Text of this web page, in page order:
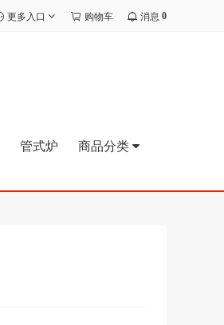
更多入口 购物车 消息 0
管式炉 商品分类